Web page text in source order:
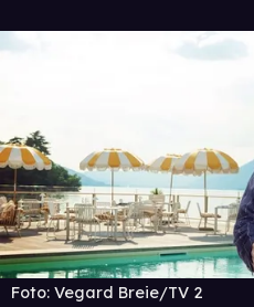
Foto: Vegard Breie/TV 2